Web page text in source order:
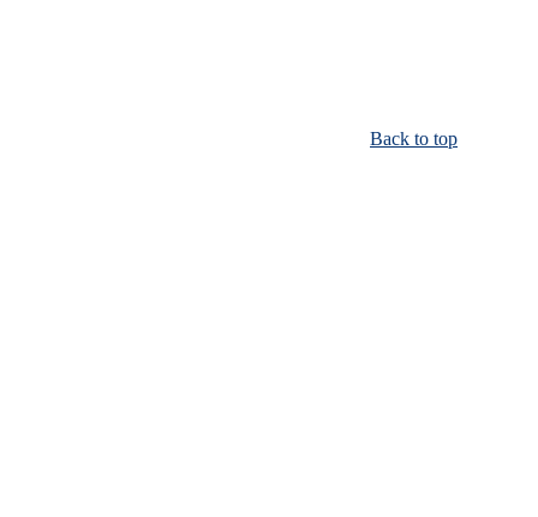
Back to top